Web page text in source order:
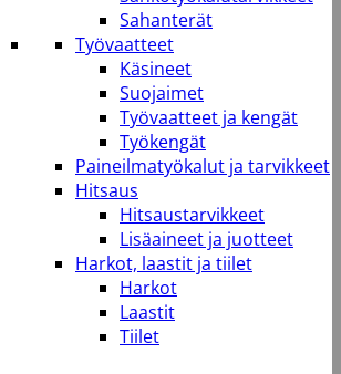
Sahanterät
Työvaatteet
Käsineet
Suojaimet
Työvaatteet ja kengät
Työkengät
Paineilmatyökalut ja tarvikkeet
Hitsaus
Hitsaustarvikkeet
Lisäaineet ja juotteet
Harkot, laastit ja tiilet
Harkot
Laastit
Tiilet